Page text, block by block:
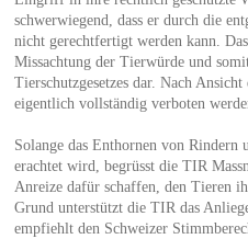
schwerwiegend, dass er durch die
nicht gerechtfertigt werden kann.
Missachtung der Tierwürde und
Tierschutzgesetzes dar. Nach
eigentlich vollständig verboten
Solange das Enthornen von Rindern
erachtet wird, begrüsst die TIR
Anreize dafür schaffen, den Tieren
Grund unterstützt die TIR das
empfiehlt den Schweizer